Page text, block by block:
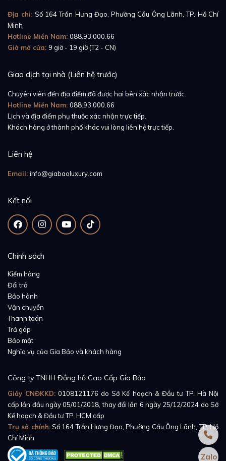
126710BLNR
Vẻ đẹp bling-bling của mẫu đồng hồ Rolex GMT-
hồ. Không hẳn là nạm kín, những viên kim cương được
phân cách với nhau bằng đường uốn lượn sáng bóng
trong chất liệu vàng trắng. Những đường uốn lượn
đến vẻ đẹp sống động cho GMT-Master II Ice
116769TBR.
Địa chỉ: Số 164 Trần Hưng Đạo, Phường Cầu Ông Lãnh, TP. Hồ Chí
Minh
Hotline Miền Nam: 088.93.000.66
Giờ mở cửa: 9 giờ - 19 giờ (T2 - CN)
Giao dịch tại nhà (Liên hệ trước)
Chuyên viên đến địa điểm đã được hai bên xác nhận trước.
Hotline Miền Nam: 088.93.000.66
Lịch và địa điểm phụ thuộc xác nhận trực tiếp.
Khách hàng ở thành phố khác vui lòng liên hệ trực tiếp.
Liên hệ
Email: info@giabaoluxury.com
Kết nối
Chính sách
Kiểm hàng
Đổi trả
Bảo hành
Vận chuyển
Thanh toán
Trả góp
Bảo mật
Nghĩa vụ của Gia Bảo và khách hàng
Công ty TNHH Đồng hồ Cao Cấp Gia Bảo
Giấy CNĐKKD: 0108121176 do Sở Kế hoạch & Đầu tư TP. Hà Nội
cấp lần đầu ngày 05/01/2018, thay đổi lần 6 ngày 25/12/2024 do Sở
Kế hoạch & Đầu tư TP. HCM cấp
Trụ sở chính:Số 164 Trần Hưng Đạo, Phường Cầu Ông Lãnh, TP. Hồ
Chí Minh
Zalo